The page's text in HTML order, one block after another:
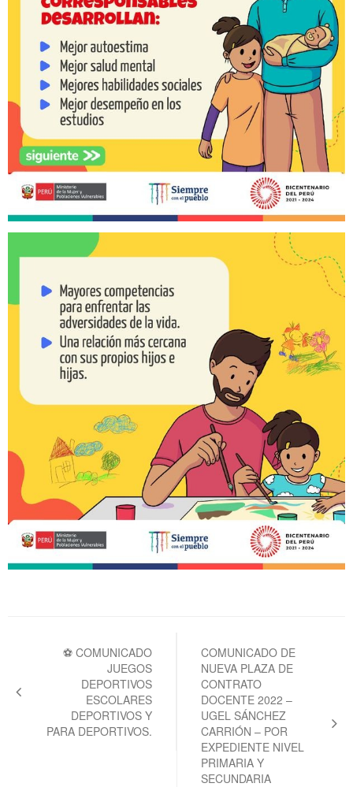
entradas
⚽ COMUNICADO
JUEGOS
DEPORTIVOS
ESCOLARES
DEPORTIVOS Y
PARA DEPORTIVOS.
COMUNICADO DE
NUEVA PLAZA DE
CONTRATO
DOCENTE 2022 –
UGEL SÁNCHEZ
CARRIÓN – POR
EXPEDIENTE NIVEL
PRIMARIA Y
SECUNDARIA